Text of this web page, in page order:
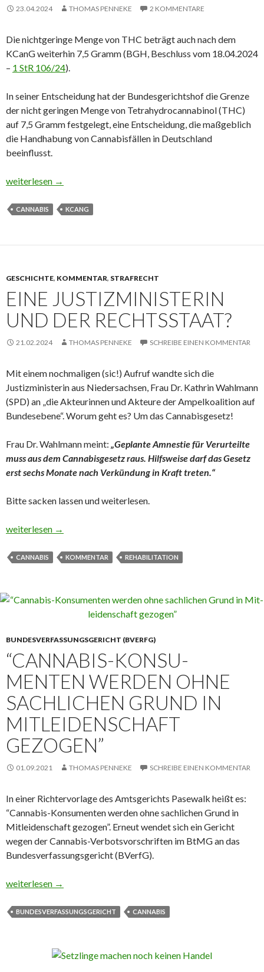
23.04.2024 THOMAS PENNEKE 2 KOMMENTARE
Die nichtgeringe Menge von THC beträgt auch nach dem
KCanG weiterhin 7,5 Gramm (BGH, Beschluss vom 18.04.2024
– 1 StR 106/24).
In seiner Entscheidung hat der Bundesgerichtshof die Grenze
der nicht geringen Menge von Tetrahydrocannabinol (THC)
auf 7,5 Gramm festgelegt, eine Entscheidung, die maßgeblich
die Handhabung von Cannabisfällen in Deutschland
beeinflusst.
BGH setzt 7,5 Gramm THC als Grenze: Ein erster kritischer
weiterlesen →
CANNABIS KCANG
GESCHICHTE, KOMMENTAR, STRAFRECHT
EINE JUSTIZMINISTERIN
UND DER RECHTSSTAAT?
21.02.2024 THOMAS PENNEKE SCHREIBE EINEN KOMMENTAR
Mit einem nochmaligen (sic!) Aufruf wandte sich die
Justizministerin aus Niedersachsen, Frau Dr. Kathrin Wahlmann
(SPD) an „die Akteurinnen und Akteure der Ampelkoalition auf
Bundesebene“. Worum geht es? Um das Cannabisgesetz!
Frau Dr. Wahlmann meint: „Geplante Amnestie für Verurteilte
muss aus dem Cannabisgesetz raus. Hilfsweise darf das Gesetz
erst sechs Monate nach Verkündung in Kraft treten.“
Bitte sacken lassen und weiterlesen.
Eine Justizministerin und der Rechtsstaat?
weiterlesen →
CANNABIS KOMMENTAR REHABILITATION
BUNDESVERFASSUNGSGERICHT (BVERFG)
“CANNABIS-KON­SU­
MENTEN WERDEN OHNE
SACH­LI­CHEN GRUND IN
MIT­LEI­DEN­SCHAFT
GEZOGEN”
01.09.2021 THOMAS PENNEKE SCHREIBE EINEN KOMMENTAR
In einer Richtervorlage des Amtsgerichts Pasewalk heißt es:
“Cannabis-Kon­su­menten werden ohne sach­li­chen Grund in
Mit­lei­den­schaft gezogen”. Erneut wendet sich ein Gericht
wegen der Cannabis-Verbotsvorschriften im BtMG an das
Bundesverfassungsgericht (BVerfG).
“Cannabis-Kon­su­menten werden ohne sach­li­chen Grund in
weiterlesen →
BUNDESVERFASSUNGSGERICHT CANNABIS